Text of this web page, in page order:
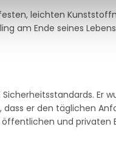
leichten
am Ende seines
Er
er den täglichen
und privaten